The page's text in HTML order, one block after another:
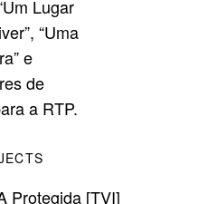
Lugar
“Uma
e
de
a RTP.
Protegida [TVI]